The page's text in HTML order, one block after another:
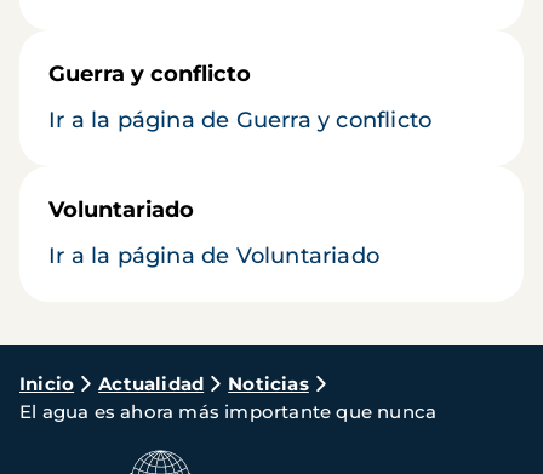
Guerra y conflicto
Ir a la página de Guerra y conflicto
Voluntariado
Ir a la página de Voluntariado
Ruta
de
navegación
Inicio Actualidad
Noticias
El agua es ahora más importante que nunca